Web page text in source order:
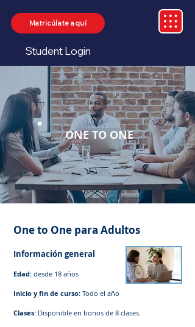
Matricúlate aquí
Student Login
ONE TO ONE
One to One para Adultos
Información general
Edad: desde 18 años
Inicio y fin de curso: Todo el año
Clases: Disponible en bonos de 8 clases.